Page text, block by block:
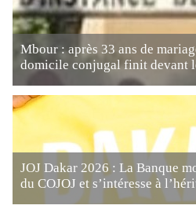
Mbour : après 33 ans de
domicile conjugal finit devant
JOJ Dakar 2026 : La Banque
du COJOJ et s’intéresse à